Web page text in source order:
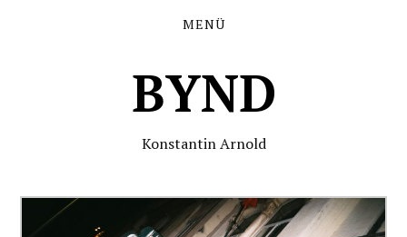
MENÜ
BYND
Konstantin Arnold